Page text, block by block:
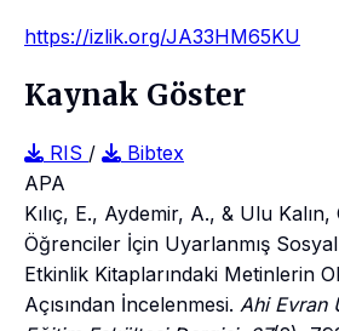
https://izlik.org/JA33HM65KU
Kaynak Göster
RIS /
Bibtex
APA
Kılıç, E., Aydemir, A., & Ulu
Öğrenciler İçin Uyarlanmış
Etkinlik Kitaplarındaki Metinlerin
Açısından İncelenmesi. Ahi Evran